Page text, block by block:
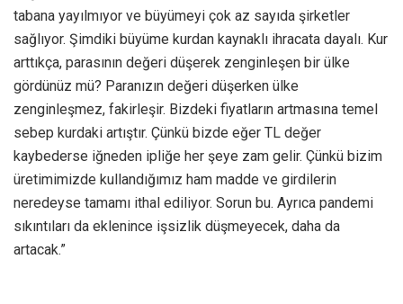
tabana yayılmıyor ve büyümeyi çok az sayıda şirketler
sağlıyor. Şimdiki büyüme kurdan kaynaklı ihracata dayalı. Kur
arttıkça, parasının değeri düşerek zenginleşen bir ülke
gördünüz mü? Paranızın değeri düşerken ülke
zenginleşmez, fakirleşir. Bizdeki fiyatların artmasına temel
sebep kurdaki artıştır. Çünkü bizde eğer TL değer
kaybederse iğneden ipliğe her şeye zam gelir. Çünkü bizim
üretimimizde kullandığımız ham madde ve girdilerin
neredeyse tamamı ithal ediliyor. Sorun bu. Ayrıca pandemi
sıkıntıları da eklenince işsizlik düşmeyecek, daha da
artacak.”